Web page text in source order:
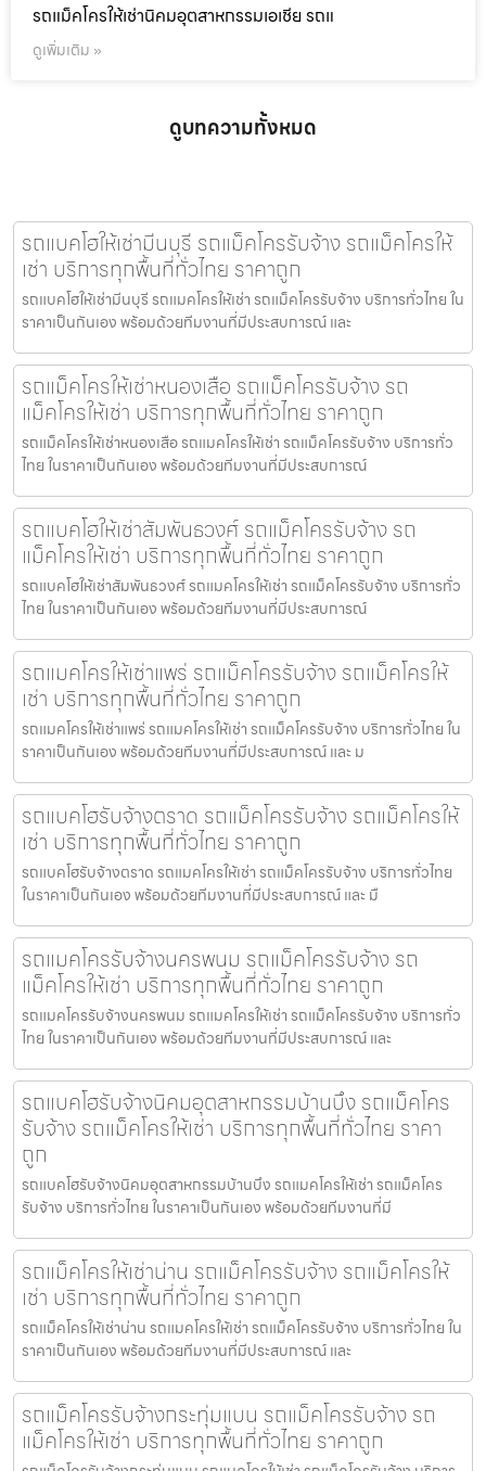
รถแม็คโครให้เช่านิคมอุตสาหกรรมเอเชีย รถแ
ดูเพิ่มเติม »
ดูบทความทั้งหมด
รถแบคโฮให้เช่ามีนบุรี รถแม็คโครรับจ้าง รถแม็คโครให้
เช่า บริการทุกพื้นที่ทั่วไทย ราคาถูก
รถแบคโฮให้เช่ามีนบุรี รถแมคโครให้เช่า รถแม็คโครรับจ้าง บริการทั่วไทย ใน
ราคาเป็นกันเอง พร้อมด้วยทีมงานที่มีประสบการณ์ และ
รถแม็คโครให้เช่าหนองเสือ รถแม็คโครรับจ้าง รถ
แม็คโครให้เช่า บริการทุกพื้นที่ทั่วไทย ราคาถูก
รถแม็คโครให้เช่าหนองเสือ รถแมคโครให้เช่า รถแม็คโครรับจ้าง บริการทั่ว
ไทย ในราคาเป็นกันเอง พร้อมด้วยทีมงานที่มีประสบการณ์
รถแบคโฮให้เช่าสัมพันธวงศ์ รถแม็คโครรับจ้าง รถ
แม็คโครให้เช่า บริการทุกพื้นที่ทั่วไทย ราคาถูก
รถแบคโฮให้เช่าสัมพันธวงศ์ รถแมคโครให้เช่า รถแม็คโครรับจ้าง บริการทั่ว
ไทย ในราคาเป็นกันเอง พร้อมด้วยทีมงานที่มีประสบการณ์
รถแมคโครให้เช่าแพร่ รถแม็คโครรับจ้าง รถแม็คโครให้
เช่า บริการทุกพื้นที่ทั่วไทย ราคาถูก
รถแมคโครให้เช่าแพร่ รถแมคโครให้เช่า รถแม็คโครรับจ้าง บริการทั่วไทย ใน
ราคาเป็นกันเอง พร้อมด้วยทีมงานที่มีประสบการณ์ และ ม
รถแบคโฮรับจ้างตราด รถแม็คโครรับจ้าง รถแม็คโครให้
เช่า บริการทุกพื้นที่ทั่วไทย ราคาถูก
รถแบคโฮรับจ้างตราด รถแมคโครให้เช่า รถแม็คโครรับจ้าง บริการทั่วไทย
ในราคาเป็นกันเอง พร้อมด้วยทีมงานที่มีประสบการณ์ และ มื
รถแมคโครรับจ้างนครพนม รถแม็คโครรับจ้าง รถ
แม็คโครให้เช่า บริการทุกพื้นที่ทั่วไทย ราคาถูก
รถแมคโครรับจ้างนครพนม รถแมคโครให้เช่า รถแม็คโครรับจ้าง บริการทั่ว
ไทย ในราคาเป็นกันเอง พร้อมด้วยทีมงานที่มีประสบการณ์ และ
รถแบคโฮรับจ้างนิคมอุตสาหกรรมบ้านบึง รถแม็คโคร
รับจ้าง รถแม็คโครให้เช่า บริการทุกพื้นที่ทั่วไทย ราคา
ถูก
รถแบคโฮรับจ้างนิคมอุตสาหกรรมบ้านบึง รถแมคโครให้เช่า รถแม็คโคร
รับจ้าง บริการทั่วไทย ในราคาเป็นกันเอง พร้อมด้วยทีมงานที่มี
รถแม็คโครให้เช่าน่าน รถแม็คโครรับจ้าง รถแม็คโครให้
เช่า บริการทุกพื้นที่ทั่วไทย ราคาถูก
รถแม็คโครให้เช่าน่าน รถแมคโครให้เช่า รถแม็คโครรับจ้าง บริการทั่วไทย ใน
ราคาเป็นกันเอง พร้อมด้วยทีมงานที่มีประสบการณ์ และ
รถแม็คโครรับจ้างกระทุ่มแบน รถแม็คโครรับจ้าง รถ
แม็คโครให้เช่า บริการทุกพื้นที่ทั่วไทย ราคาถูก